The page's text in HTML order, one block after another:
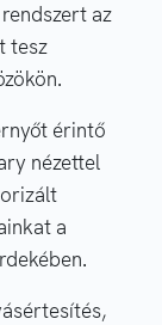
az
tesz
érintő
nézettel
a